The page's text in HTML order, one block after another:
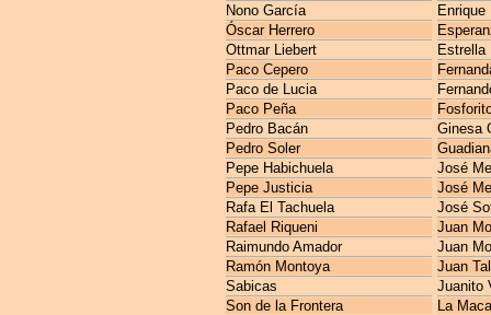
Nono García
Óscar Herrero
Ottmar Liebert
Paco Cepero
Paco de Lucia
Paco Peña
Pedro Bacán
Pedro Soler
Pepe Habichuela
Pepe Justicia
Rafa El Tachuela
Rafael Riqueni
Raimundo Amador
Ramón Montoya
Sabicas
Son de la Frontera
Enrique
Estrella
Ginesa
José
José
José
Juan
Juan
Juan
Juanito
La